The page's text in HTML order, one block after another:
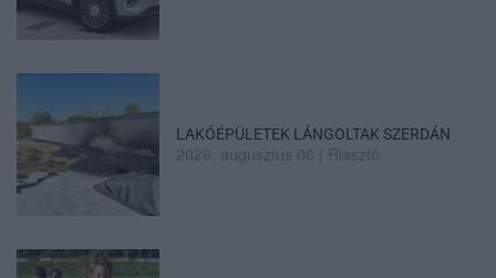
LAKÓÉPÜLETEK LÁNGOLTAK SZERDÁN
2026. augusztus 06 Riasztó